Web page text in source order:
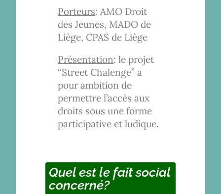
Porteurs: AMO Droit
des Jeunes, MADO de
Liège, CPAS de Liège
Présentation: le projet
“Street Chalenge” a
pour ambition de
permettre l’accès aux
droits sous une forme
participative et ludique.
Quel est le fait social
concerné?